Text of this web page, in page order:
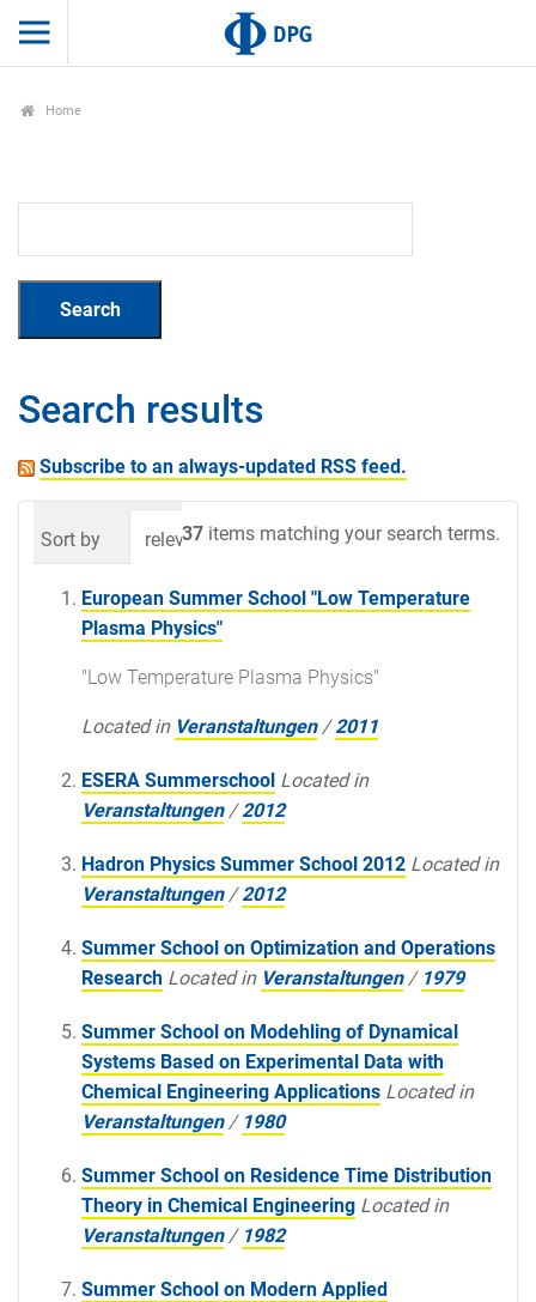
Home
Search results
Subscribe to an always-updated RSS feed.
37 items matching your search terms.
Sort by relevance date (newest first)
European Summer School "Low Temperature
Plasma Physics"
"Low Temperature Plasma Physics"
Located in Veranstaltungen /2011
ESERA Summerschool Located in
Veranstaltungen /2012
Hadron Physics Summer School 2012 Located in
Veranstaltungen /2012
Summer School on Optimization and Operations
Research Located in Veranstaltungen / 1979
Summer School on Modehling of Dynamical
Systems Based on Experimental Data with
Chemical Engineering Applications Located in
Veranstaltungen / 1980
Summer School on Residence Time Distribution
Theory in Chemical Engineering Located in
Veranstaltungen / 1982
Summer School on Modern Applied